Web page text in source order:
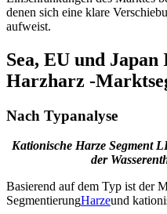
denen sich eine klare
aufweist.
Sea, EU und Japan
Harzharz -
Nach Typanalyse
Kationische Harze Segment
der
Basierend auf dem Typ ist der
SegmentierungHarzeund